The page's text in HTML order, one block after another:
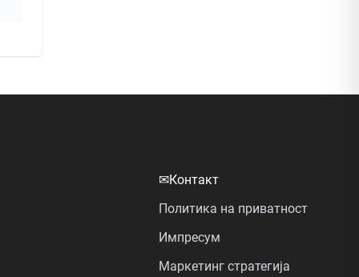
✉Контакт
Политика на приватност
Импресум
Маркетинг стратегија